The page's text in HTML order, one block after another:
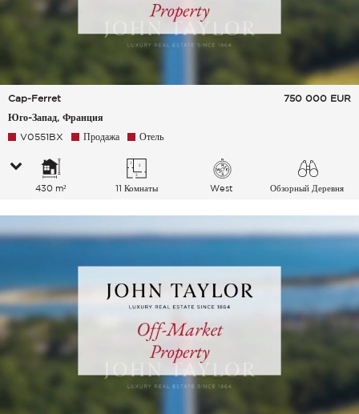
Cap-Ferret
Юго-Запад, Франция
750 000 EUR
V0551BX Продажа Отель
430 m² 11 Комнаты West Обзорный Деревня